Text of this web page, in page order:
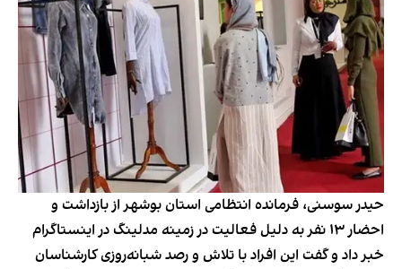
حیدر سوسنی، فرمانده انتظامی استان بوشهر از بازداشت و
احضار ۱۳ نفر به دلیل فعالیت در زمینه مدلینگ در اینستاگرام
خبر داد و گفت این افراد با تلاش و رصد شبانه‌روزی کارشناسان